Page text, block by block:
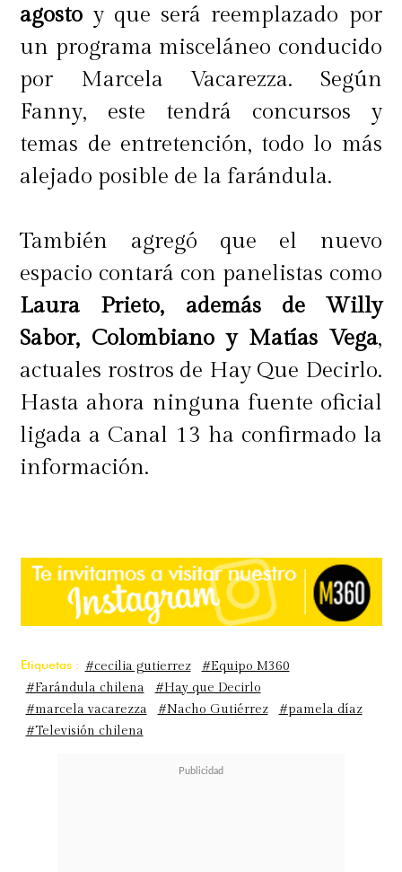
agosto y que será reemplazado por
un programa misceláneo conducido
por Marcela Vacarezza. Según
Fanny, este tendrá concursos y
temas de entretención, todo lo más
alejado posible de la farándula.
También agregó que el nuevo
espacio contará con panelistas como
Laura Prieto, además de Willy
Sabor, Colombiano y Matías Vega,
actuales rostros de Hay Que Decirlo.
Hasta ahora ninguna fuente oficial
ligada a Canal 13 ha confirmado la
información.
Etiquetas : #cecilia gutierrez
#Equipo M360
#Farándula chilena
#Hay que Decirlo
#marcela vacarezza
#Nacho Gutiérrez
#pamela díaz
#Televisión chilena